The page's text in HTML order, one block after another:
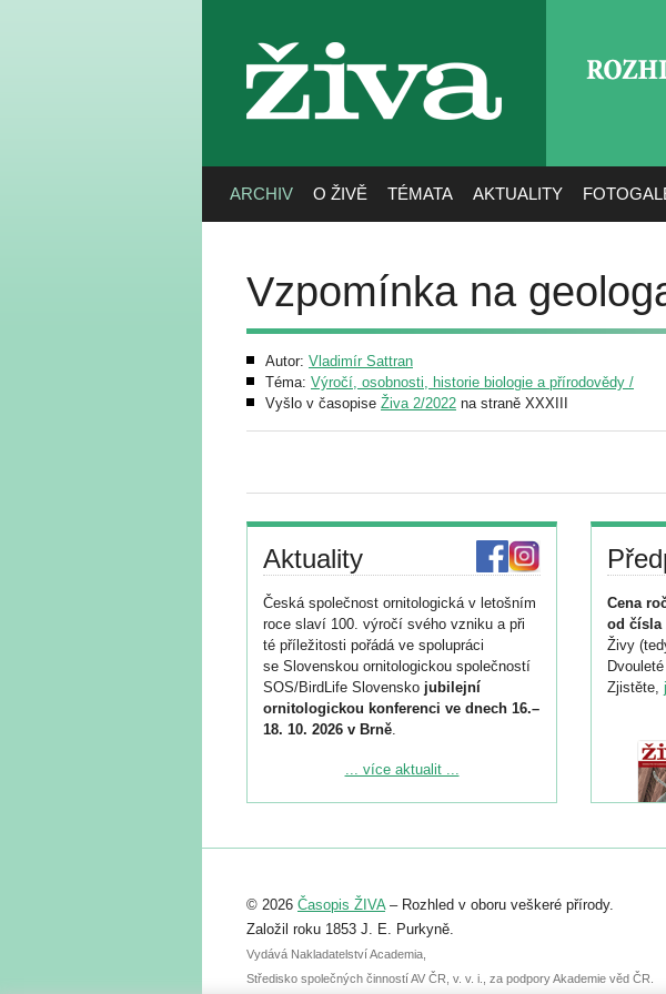
živa
ARCHIV O ŽIVĚ TÉMATA AKTUALITY
Vzpomínka na
Autor: Vladimír Sattran
Téma: Výročí, osobnosti, historie biologie a přírodovědy /
Vyšlo v časopise Živa 2/2022 na straně XXXIII
Aktuality
Česká společnost ornitologická v letošním
roce slaví 100. výročí svého vzniku a při
té příležitosti pořádá ve spolupráci
se Slovenskou ornitologickou společností
SOS/BirdLife Slovensko jubilejní
ornitologickou konferenci ve dnech 16.–
18. 10. 2026 v Brně.
Podrobnější informace ke konferenci
Registrovat se můžete do 6. září.
abstraktu přihlášené přednášky nebo
posteru je už 30. června.
... více aktualit ...
Cena
od čísla
Živy
Zjistěte,
© 2026 Časopis ŽIVA– Rozhled v oboru veškeré přírody.
Založil roku 1853 J. E. Purkyně.
Vydává Nakladatelství Academia,
Středisko společných činností AV ČR, v. v. i., za podpory Akademie věd ČR.